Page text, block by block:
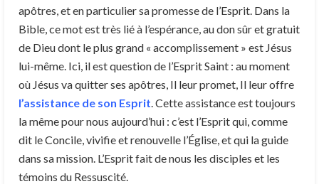
apôtres, et en particulier sa promesse de l’Esprit. Dans la
Bible, ce mot est très lié à l’espérance, au don sûr et gratuit
de Dieu dont le plus grand « accomplissement » est Jésus
lui-même. Ici, il est question de l’Esprit Saint : au moment
où Jésus va quitter ses apôtres, Il leur promet, Il leur offre
l’assistance de son Esprit. Cette assistance est toujours
la même pour nous aujourd’hui : c’est l’Esprit qui, comme
dit le Concile, vivifie et renouvelle l’Église, et qui la guide
dans sa mission. L’Esprit fait de nous les disciples et les
témoins du Ressuscité.